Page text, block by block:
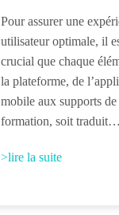
Pour assurer une
utilisateur optimale, il
crucial que chaque
la plateforme, de
mobile aux supports de
formation, soit traduit…
>lire la suite